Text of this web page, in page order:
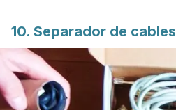
10. Separador de cables